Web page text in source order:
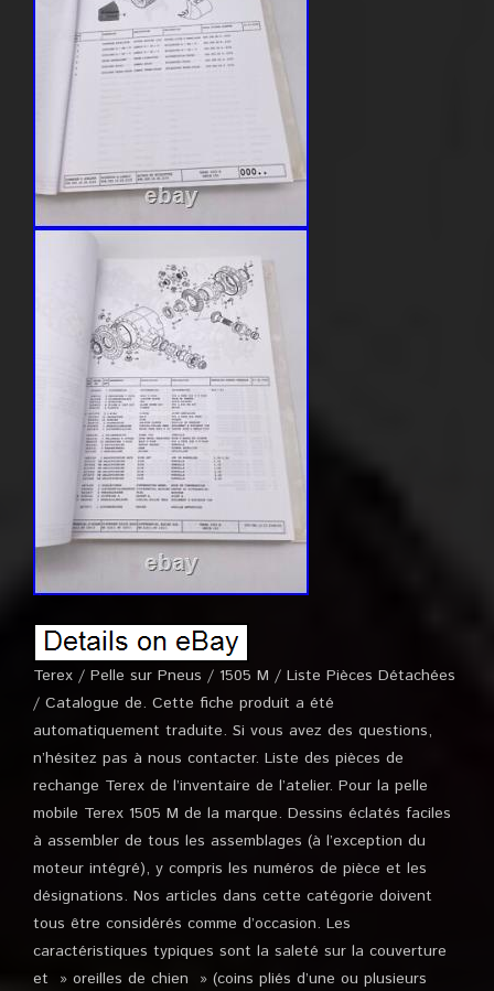
Terex / Pelle sur Pneus / 1505 M / Liste Pièces Détachées
/ Catalogue de. Cette fiche produit a été
automatiquement traduite. Si vous avez des questions,
n’hésitez pas à nous contacter. Liste des pièces de
rechange Terex de l’inventaire de l’atelier. Pour la pelle
mobile Terex 1505 M de la marque. Dessins éclatés faciles
à assembler de tous les assemblages (à l’exception du
moteur intégré), y compris les numéros de pièce et les
désignations. Nos articles dans cette catégorie doivent
tous être considérés comme d’occasion. Les
caractéristiques typiques sont la saleté sur la couverture
et » oreilles de chien » (coins pliés d’une ou plusieurs